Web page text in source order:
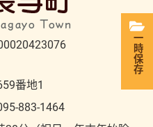
番地1
883-1464
一時保存